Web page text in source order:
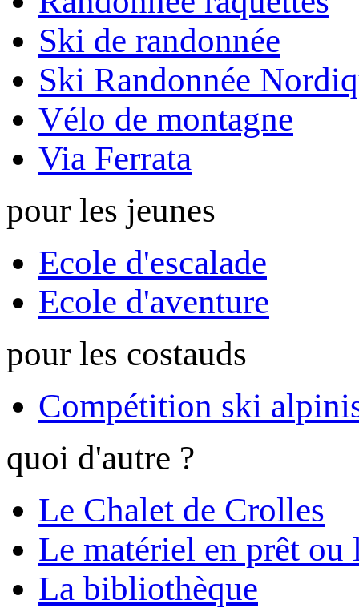
Ski de randonnée
Ski Randonnée
Vélo de montagne
Via Ferrata
pour les jeunes
Ecole d'escalade
Ecole d'aventure
pour les costauds
Compétition ski
quoi d'autre ?
Le Chalet de Crolles
Le matériel en prêt ou
La bibliothèque